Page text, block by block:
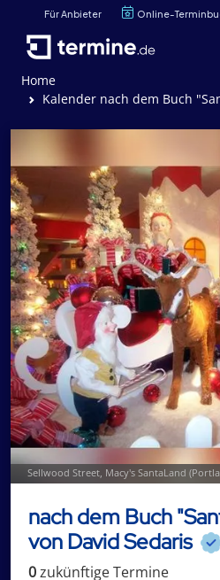
Für Anbieter Online-
Home
Kalender nach dem Buch
Sellwood Street, Macy's SantaLand
nach dem Buch
von David Sedaris
0zukünftigeTermine